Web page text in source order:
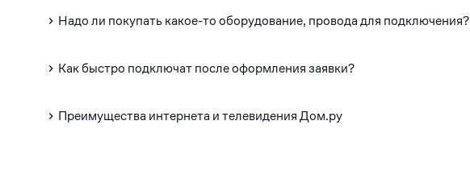
Надо ли покупать какое-то оборудование, провода для подключения?
Как быстро подключат после оформления заявки?
Преимущества интернета и телевидения Дом.ру